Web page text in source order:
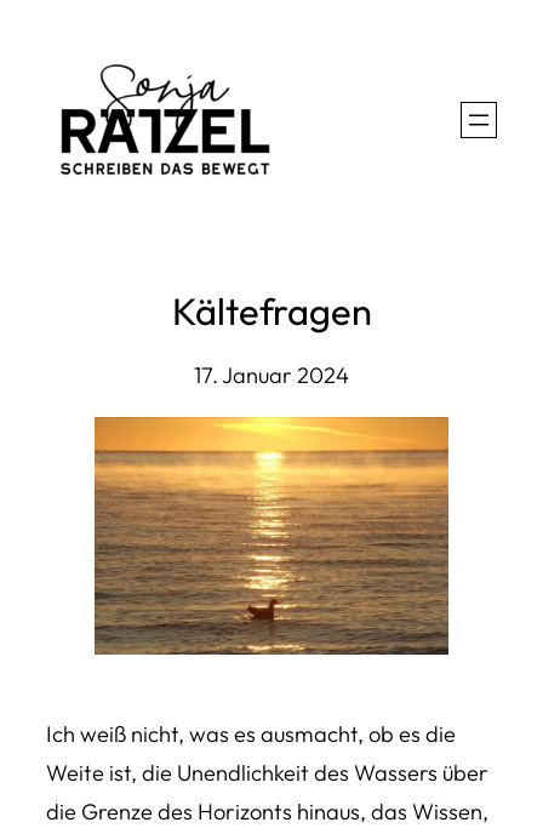
springen
Kältefragen
17. Januar 2024
Ich weiß nicht, was es ausmacht, ob es die
Weite ist, die Unendlichkeit des Wassers über
die Grenze des Horizonts hinaus, das Wissen,